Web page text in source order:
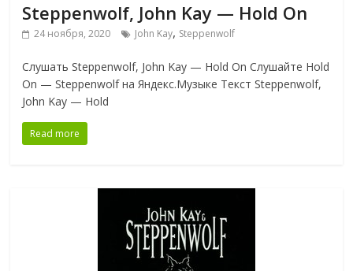
Steppenwolf, John Kay — Hold On
24 ноября, 2020 John Kay, Steppenwolf
Слушать Steppenwolf, John Kay — Hold On Слушайте Hold
On — Steppenwolf на Яндекс.Музыке Текст Steppenwolf,
John Kay — Hold
Read more